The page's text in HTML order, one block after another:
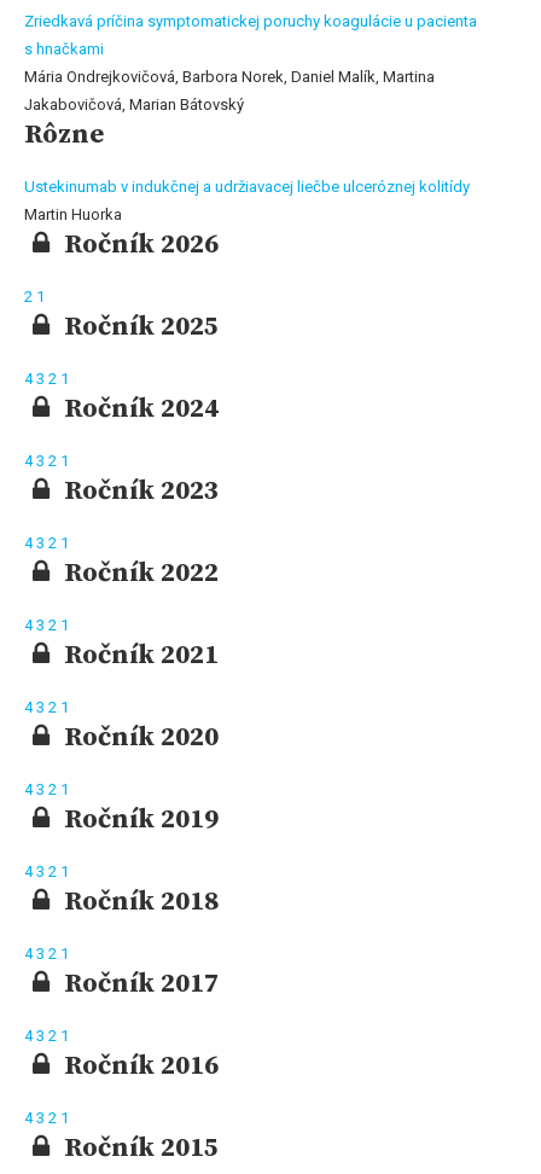
Zriedkavá príčina symptomatickej poruchy koagulácie u pacienta
s hnačkami
Mária Ondrejkovičová, Barbora Norek, Daniel Malík, Martina
Jakabovičová, Marian Bátovský
Rôzne
Ustekinumab v indukčnej a udržiavacej liečbe ulceróznej kolitídy
Martin Huorka
Ročník 2026
2 1
Ročník 2025
43 2 1
Ročník 2024
43 2 1
Ročník 2023
43 2 1
Ročník 2022
43 2 1
Ročník 2021
43 2 1
Ročník 2020
43 2 1
Ročník 2019
43 2 1
Ročník 2018
43 2 1
Ročník 2017
43 2 1
Ročník 2016
43 2 1
Ročník 2015